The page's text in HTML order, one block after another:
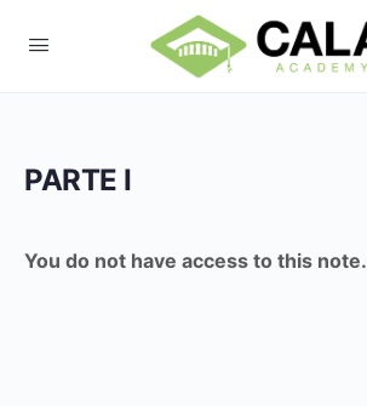
PARTE I
You do not have access to this note.